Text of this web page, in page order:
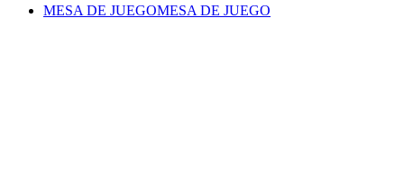
MESA DE JUEGOMESA DE JUEGO